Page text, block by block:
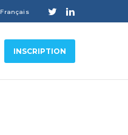
Français
INSCRIPTION